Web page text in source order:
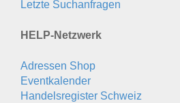
Letzte Suchanfragen
HELP-Netzwerk
Adressen Shop
Eventkalender
Handelsregister Schweiz